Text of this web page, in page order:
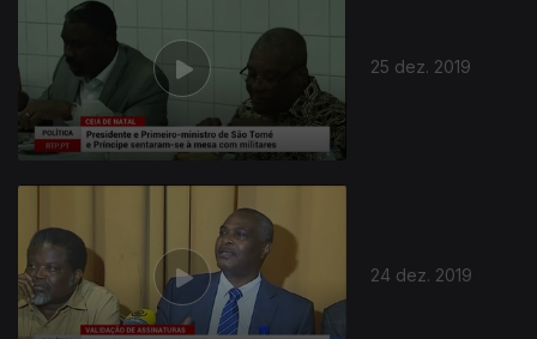
25 dez. 2019
24 dez. 2019